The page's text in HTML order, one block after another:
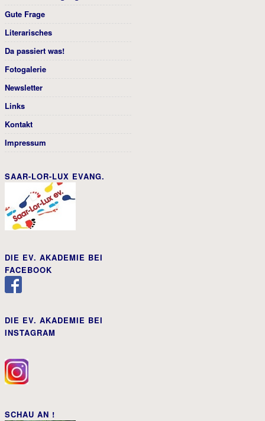
Gute Frage
Literarisches
Da passiert was!
Fotogalerie
Newsletter
Links
Kontakt
Impressum
SAAR-LOR-LUX EVANG.
DIE EV. AKADEMIE BEI
FACEBOOK
DIE EV. AKADEMIE BEI
INSTAGRAM
SCHAU AN !